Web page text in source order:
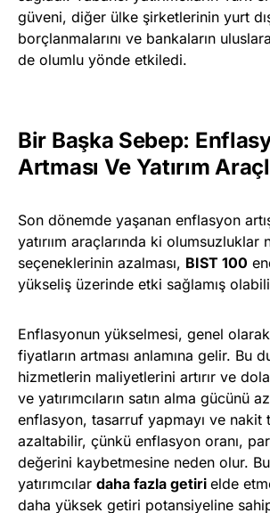
güveni, diğer ülke şirketlerinin yurt
borçlanmalarını ve bankaların
de olumlu yönde etkiledi.
Bir Başka Sebep:
Artması Ve Yatırım
Son dönemde yaşanan enflasyon
yatırıım araçlarında ki olumsuzluklar
seçeneklerinin azalması, BIST 100
yükseliş üzerinde etki sağlamış
Enflasyonun yükselmesi, genel
fiyatların artması anlamına gelir. Bu
hizmetlerin maliyetlerini artırır ve
ve yatırımcıların satın alma gücünü
enflasyon, tasarruf yapmayı ve nakit
azaltabilir, çünkü enflasyon oranı,
değerini kaybetmesine neden olur.
yatırımcılar daha fazla getiri elde
daha yüksek getiri potansiyeline sahip